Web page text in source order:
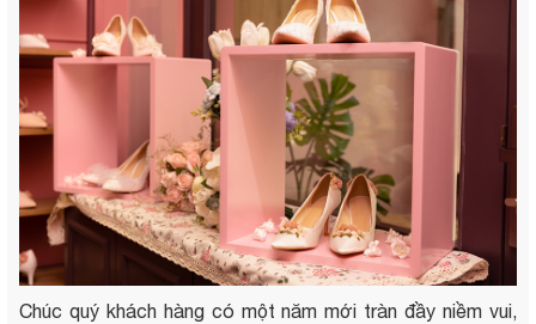
Chúc quý khách hàng có một năm mới tràn đầy niềm vui,